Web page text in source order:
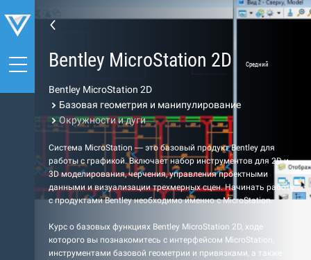
Bentley MicroStation 2D Средний
Bentley MicroStation 2D
Базовая геометрия и манипулирование
Окружности и дуги
Система MicroStation — это базовый продукт Bentley для
работы с графикой. Включает набор инструментов для 2D и
3D моделирования, черчения, управления проектными
данными и визуализации трехмерных сцен. Начинать работу
с продуктами Bentley необходимо именно с MicroStation.
Курс о базовых функциях Bentley MicroStation 2D, ходе
которого вы познакомитесь с интерфейсом MicroStation,
инструментами базовой геометрии и привязками, а также